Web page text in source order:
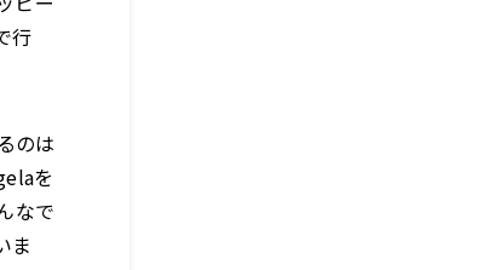
行
のは
を
なで
ま